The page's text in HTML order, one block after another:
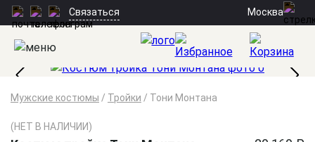
Связаться Москва
Мужские костюмы / Тройки / Тони Монтана
(НЕТ В НАЛИЧИИ)